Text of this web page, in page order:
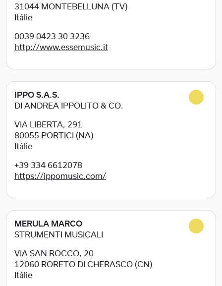
31044 MONTEBELLUNA (TV)
Itálie
0039 0423 30 3236
http://www.essemusic.it
IPPO S.A.S.
DI ANDREA IPPOLITO & CO.
VIA LIBERTA, 291
80055 PORTICI (NA)
Itálie
+39 334 6612078
https://ippomusic.com/
MERULA MARCO
STRUMENTI MUSICALI
VIA SAN ROCCO, 20
12060 RORETO DI CHERASCO (CN)
Itálie